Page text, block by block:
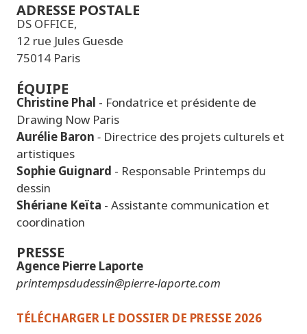
ADRESSE POSTALE
DS OFFICE,
12 rue Jules Guesde
75014 Paris
ÉQUIPE
Christine Phal - Fondatrice et présidente de
Drawing Now Paris
Aurélie Baron - Directrice des projets culturels et
artistiques
Sophie Guignard - Responsable Printemps du
dessin
Shériane Keïta - Assistante communication et
coordination
PRESSE
Agence Pierre Laporte
printempsdudessin@pierre-laporte.com
TÉLÉCHARGER LE DOSSIER DE PRESSE 2026